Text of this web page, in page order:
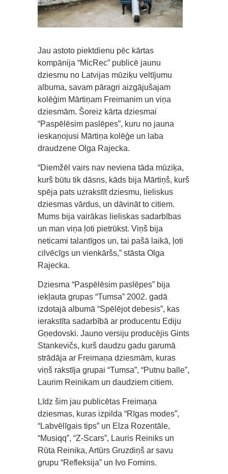
Jau astoto piektdienu pēc kārtas
kompānija “MicRec” publicē jaunu
dziesmu no Latvijas mūziķu veltījumu
albuma, savam pāragri aizgājušajam
kolēģim Mārtiņam Freimanim un viņa
dziesmām. Šoreiz kārta dziesmai
“Paspēlēsim paslēpes”, kuru no jauna
ieskaņojusi Mārtiņa kolēģe un laba
draudzene Olga Rajecka.
“Diemžēl vairs nav neviena tāda mūziķa,
kurš būtu tik dāsns, kāds bija Mārtiņš, kurš
spēja pats uzrakstīt dziesmu, lieliskus
dziesmas vārdus, un dāvināt to citiem.
Mums bija vairākas lieliskas sadarbības
un man viņa ļoti pietrūkst. Viņš bija
neticami talantīgos un, tai pašā laikā, ļoti
cilvēcīgs un vienkāršs,” stāsta Olga
Rajecka.
Dziesma “Paspēlēsim paslēpes” bija
iekļauta grupas “Tumsa” 2002. gadā
izdotajā albumā “Spēlējot debesis”, kas
ierakstīta sadarbībā ar producentu Ediju
Gņedovski. Jauno versiju producējis Gints
Stankevičs, kurš daudzu gadu garumā
strādāja ar Freimaņa dziesmām, kuras
viņš rakstīja grupai “Tumsa”, “Putnu balle”,
Laurim Reinikam un daudziem citiem.
Līdz šim jau publicētas Freimaņa
dziesmas, kuras izpilda “Rīgas modes”,
“Labvēlīgais tips” un Elza Rozentāle,
“Musiqq”, “Z-Scars”, Lauris Reiniks un
Rūta Reinika, Artūrs Gruzdiņš ar savu
grupu “Refleksija” un Ivo Fomins.